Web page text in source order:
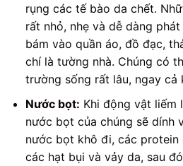
rụng các tế bào da chết.
rất nhỏ, nhẹ và dễ dàng
bám vào quần áo, đồ đạc,
chí là tường nhà. Chúng có
trường sống rất lâu, ngay cả
Nước bọt: Khi động vật liếm
nước bọt của chúng sẽ dính
nước bọt khô đi, các protein
các hạt bụi và vảy da, sau